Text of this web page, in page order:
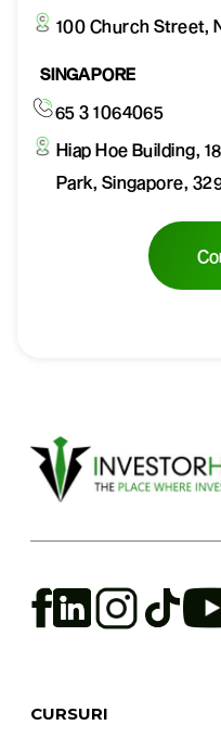
100 Church Street,
SINGAPORE
65 3 1064065
Hiap Hoe Building,
Park, Singapore,
CURSURI